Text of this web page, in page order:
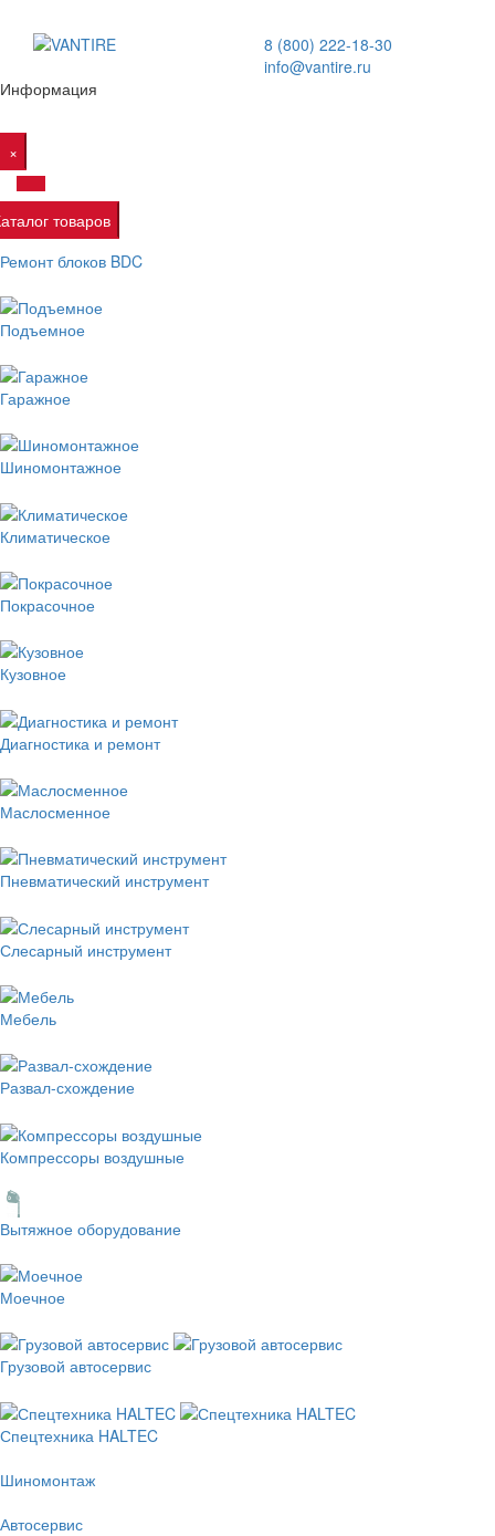
8 (800) 222-18-30
info@vantire.ru
Информация
×
товаров
Ремонт блоков BDC
Подъемное
Гаражное
Шиномонтажное
Климатическое
Покрасочное
Кузовное
Диагностика и ремонт
Маслосменное
Пневматический инструмент
Слесарный инструмент
Мебель
Развал-схождение
Компрессоры воздушные
Вытяжное оборудование
Моечное
Грузовой автосервис
Спецтехника HALTEC
Шиномонтаж
Автосервис